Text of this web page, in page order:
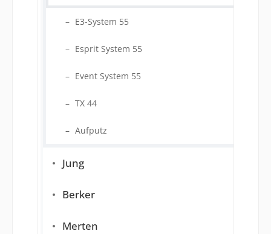
E3-System 55
Esprit System 55
Event System 55
TX 44
Aufputz
Jung
Berker
Merten